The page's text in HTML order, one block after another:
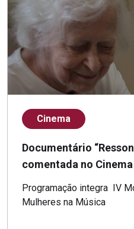
Cinema
Documentário
comentada no Cinema
Programação integra IV
Mulheres na Música